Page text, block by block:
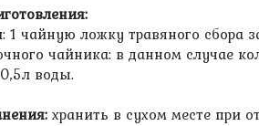
1 чайную ложку травяного сбора
чайника: в данном случае
воды.
хранить в сухом месте при